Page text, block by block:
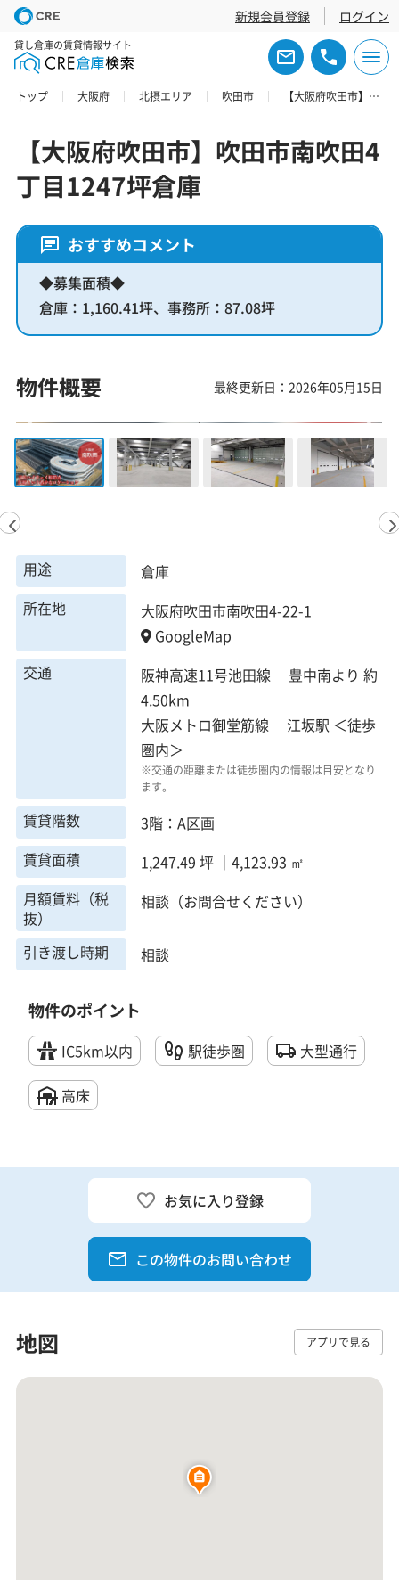
新規会員登録 ログイン
貸し倉庫の賃貸情報サイト
トップ 大阪府 北摂エリア 吹田市 【大阪府吹田市】吹田市南吹田4丁目1247坪倉庫
【大阪府吹田市】吹田市南吹田4
丁目1247坪倉庫
おすすめコメント
◆募集面積◆
倉庫：1,160.41坪、事務所：87.08坪
物件概要 最終更新日：2026年05月15日
用途
倉庫
所在地
大阪府吹田市南吹田4-22-1
GoogleMap
交通
阪神高速11号池田線 豊中南より 約
4.50km
大阪メトロ御堂筋線 江坂駅 ＜徒歩
圏内＞
※交通の距離または徒歩圏内の情報は目安となり
ます。
賃貸階数
3階：A区画
賃貸面積
1,247.49 坪 ｜4,123.93 ㎡
月額賃料（税
抜）
相談（お問合せください）
引き渡し時期 相談
物件のポイント
IC5km以内 駅徒歩圏 大型通行
高床
お気に入り登録
この物件のお問い合わせ
地図 アプリで見る